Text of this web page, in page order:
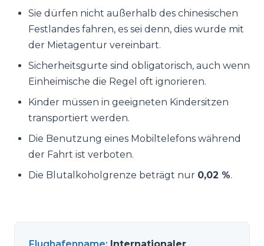
Sie dürfen nicht außerhalb des chinesischen
Festlandes fahren, es sei denn, dies wurde mit
der Mietagentur vereinbart.
Sicherheitsgurte sind obligatorisch, auch wenn
Einheimische die Regel oft ignorieren.
Kinder müssen in geeigneten Kindersitzen
transportiert werden.
Die Benutzung eines Mobiltelefons während
der Fahrt ist verboten.
Die Blutalkoholgrenze beträgt nur 0,02 %.